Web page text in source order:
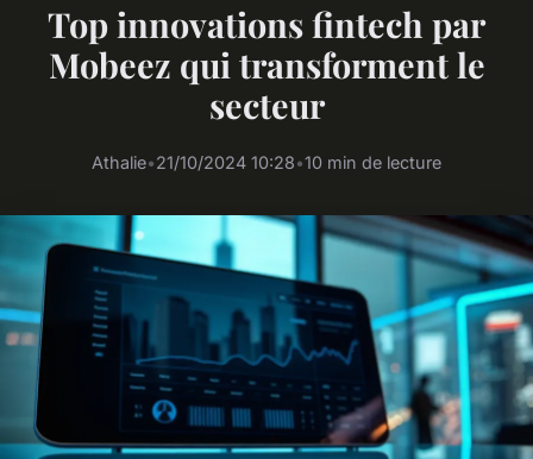
Top innovations fintech par
Mobeez qui transforment le
secteur
Athalie•21/10/2024 10:28•10 min de lecture